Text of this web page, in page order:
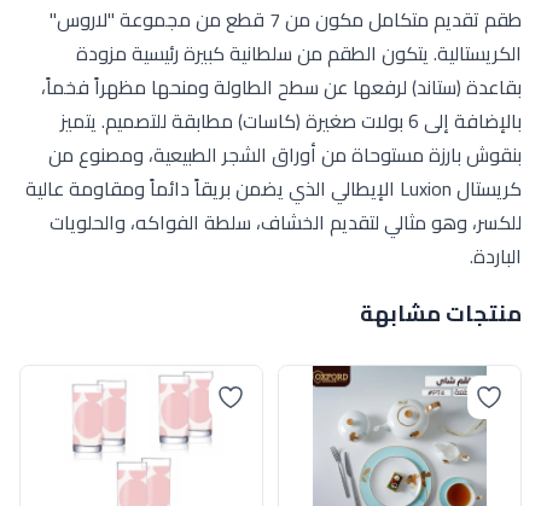
طقم تقديم متكامل مكون من 7 قطع من مجموعة "لاروس"
الكريستالية. يتكون الطقم من سلطانية كبيرة رئيسية مزودة
بقاعدة (ستاند) لرفعها عن سطح الطاولة ومنحها مظهراً فخماً،
بالإضافة إلى 6 بولات صغيرة (كاسات) مطابقة للتصميم. يتميز
بنقوش بارزة مستوحاة من أوراق الشجر الطبيعية، ومصنوع من
كريستال Luxion الإيطالي الذي يضمن بريقاً دائماً ومقاومة عالية
للكسر، وهو مثالي لتقديم الخشاف، سلطة الفواكه، والحلويات
الباردة.
منتجات مشابهة